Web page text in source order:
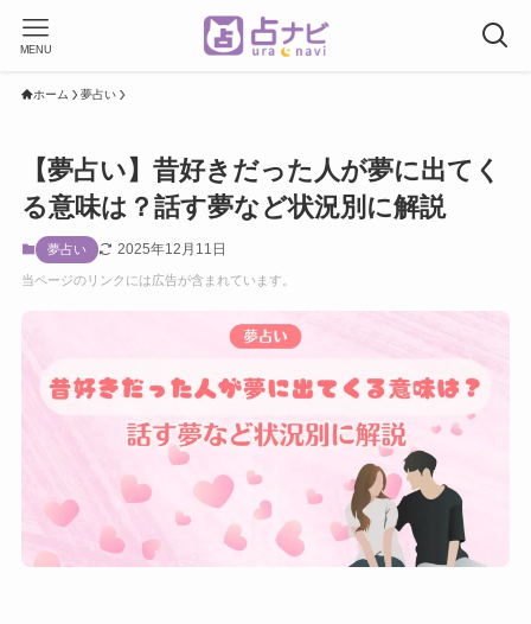
MENU
ホーム 夢占い
【夢占い】昔好きだった人が夢に出てく
る意味は？話す夢など状況別に解説
夢占い 2025年12月11日
当ページのリンクには広告が含まれています。